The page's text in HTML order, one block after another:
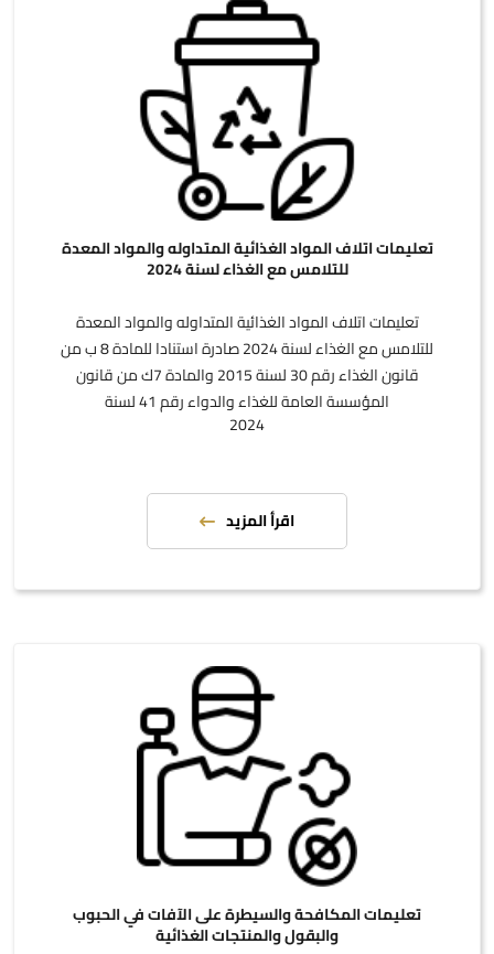
تعليمات اتلاف المواد الغذائية المتداوله والمواد المعدة
للتلامس مع الغذاء لسنة 2024
تعليمات اتلاف المواد الغذائية المتداوله والمواد المعدة
للتلامس مع الغذاء لسنة 2024 صادرة استنادا للمادة 8 ب من
قانون الغذاء رقم 30 لسنة 2015 والمادة 7ك من قانون
المؤسسة العامة للغذاء والدواء رقم 41 لسنة
2024
اقرأ المزيد
تعليمات المكافحة والسيطرة على الآفات في الحبوب
والبقول والمنتجات الغذائية